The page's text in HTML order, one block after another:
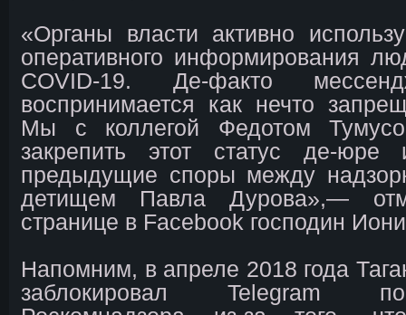
«Органы власти активно
оперативного информирования
COVID-19. Де-факто
воспринимается как нечто
Мы с коллегой Федотом
закрепить этот статус де-
предыдущие споры между
детищем Павла Дурова»,—
странице в Facebook господин
Напомним, в апреле 2018 года
заблокировал Telegram